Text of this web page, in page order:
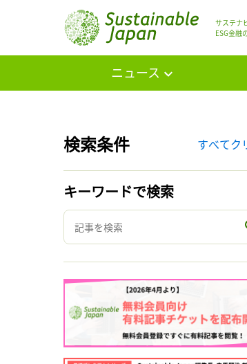
サステナ
ESG金融
ニュース
検索条件 すべてク
キーワードで検索